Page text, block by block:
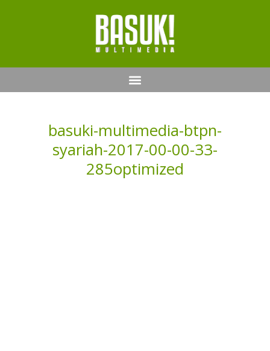
basuki-multimedia-btpn-
syariah-2017-00-00-33-
285optimized